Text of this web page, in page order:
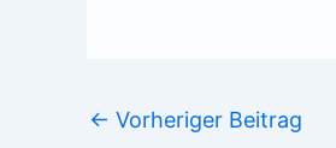
← Vorheriger Beitrag